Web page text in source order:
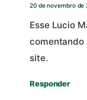
20 de novembro de
Esse Lucio
comentando
site.
Responder